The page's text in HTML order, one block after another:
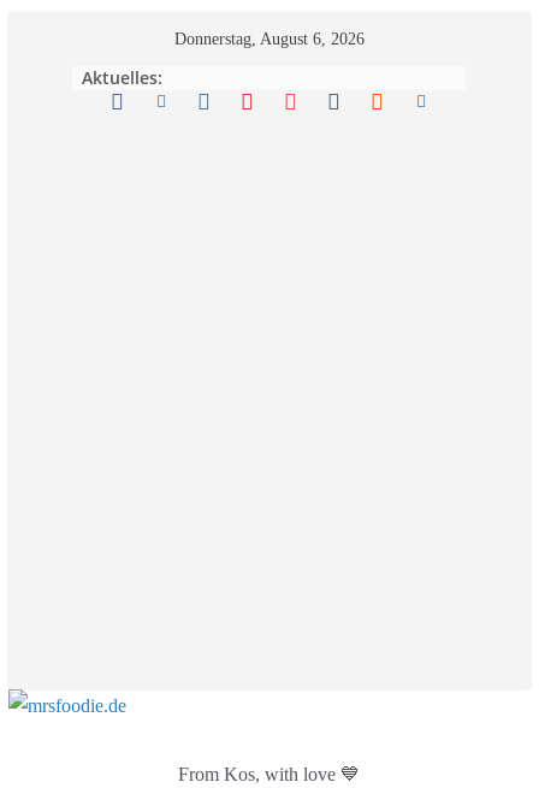
Donnerstag, August 6, 2026
Aktuelles:
From Kos, with love 💙